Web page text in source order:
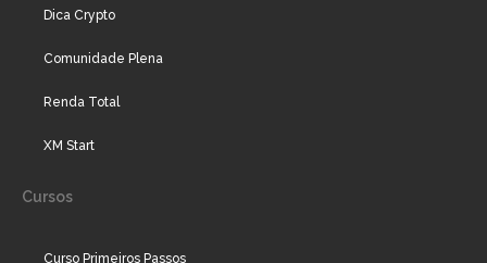
Dica Crypto
Comunidade Plena
Renda Total
XM Start
Cursos
Curso Primeiros Passos